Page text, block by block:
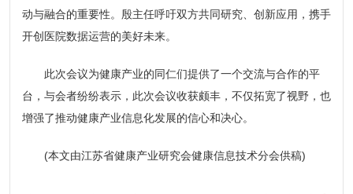
动与融合的重要性。殷主任呼吁双方共同研究、创新应用，携手
开创医院数据运营的美好未来。
此次会议为健康产业的同仁们提供了一个交流与合作的平
台，与会者纷纷表示，此次会议收获颇丰，不仅拓宽了视野，也
增强了推动健康产业信息化发展的信心和决心。
(本文由江苏省健康产业研究会健康信息技术分会供稿)